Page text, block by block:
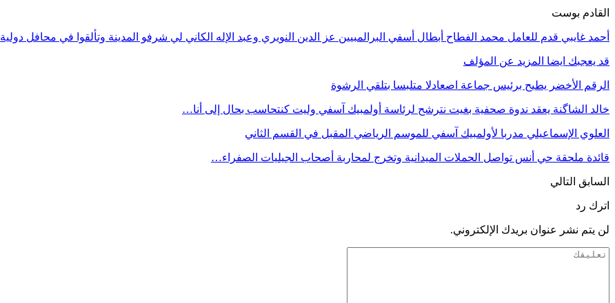
القادم بوست
أحمد غايبي قدم للعامل محمد الفطاح أبطال أسفي البرالمبيين عز الدين النويري وعبد الإله الكاني لي شرفو المدينة وتألقوا في محافل دولية
قد يعجبك ايضا المزيد عن المؤلف
الرقم الأخضر يطيح برئيس جماعة اصعادلا متلبسا بتلقي الرشوة
خالد الشاگنة يعقد ندوة صحفية بغيت نترشح لرئاسة أولمبيك آسفي وليت كنتحاسب بحال إلى أنا…
العلوي الإسماعيلي مدربا لأولمبيك آسفي للموسم الرياضي المقبل في القسم الثاني
قائدة ملحقة حي أنس تواصل الحملات الميدانية وتخرج لمحاربة أصحاب الجيليات الصفراء…
السابق التالي
اترك رد
لن يتم نشر عنوان بريدك الإلكتروني.